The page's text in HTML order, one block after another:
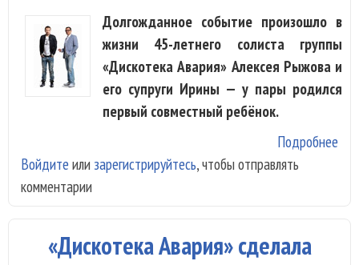
Долгожданное событие произошло в
жизни 45-летнего солиста группы
«Дискотека Авария» Алексея Рыжова и
его супруги Ирины — у пары родился
первый совместный ребёнок.
Подробнее
Войдите или зарегистрируйтесь, чтобы отправлять
комментарии
«Дискотека Авария» сделала